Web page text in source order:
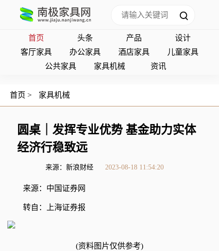
首页 头条 产品
设计
客厅家具
办公家具 酒店家具
儿童家具
公共家具
家具机械 资讯
首页 > 家具机械
圆桌｜发挥专业优势 基金助力实体
经济行稳致远
来源：新浪财经 2023-08-18 11:54:20
来源：中国证券网
转自：上海证券报
(资料图片仅供参考)